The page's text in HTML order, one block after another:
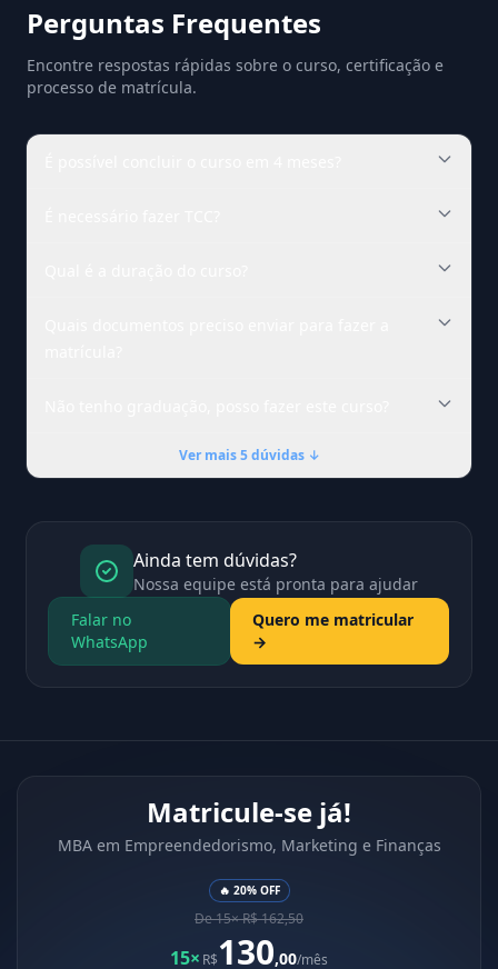
Perguntas Frequentes
Encontre respostas rápidas sobre o curso, certificação e
processo de matrícula.
Ver mais 5 dúvidas ↓
Ainda tem dúvidas?
Nossa equipe está pronta para ajudar
Falar no
WhatsApp
Quero me matricular
→
Matricule-se já!
MBA em Empreendedorismo, Marketing e Finanças
🔥 20% OFF
De 15× R$ 162,50
15× R$130,00/mês